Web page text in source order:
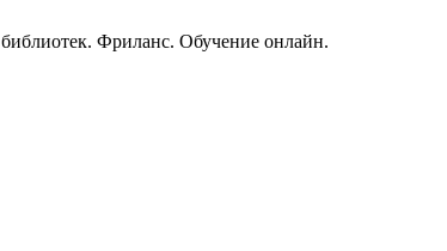
Фриланс. Обучение онлайн.